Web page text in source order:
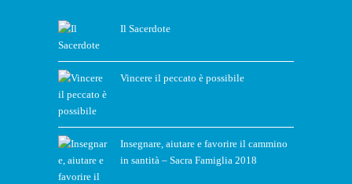
Il Sacerdote
Vincere il peccato è possibile
Insegnare, aiutare e favorire il cammino
in santità – Sacra Famiglia 2018